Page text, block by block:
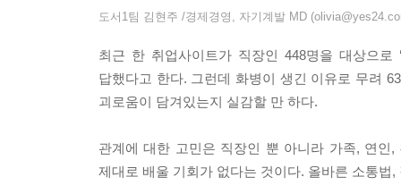
도서1팀 김현주 /경제경영, 자기계발 MD
최근 한 취업사이트가 직장인 448명을 대상으로
답했다고 한다. 그런데 화병이 생긴 이유로 무려
괴로움이 담겨있는지 실감할 만 하다.
관계에 대한 고민은 직장인 뿐 아니라 가족, 연인
제대로 배울 기회가 없다는 것이다. 올바른 소통